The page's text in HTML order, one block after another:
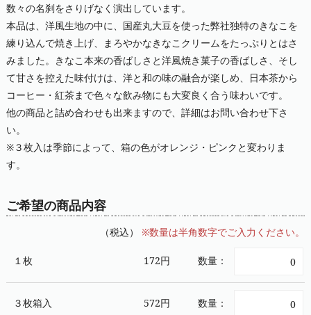
数々の名刹をさりげなく演出しています。
本品は、洋風生地の中に、国産丸大豆を使った弊社独特のきなこを
練り込んで焼き上げ、まろやかなきなこクリームをたっぷりとはさ
みました。きなこ本来の香ばしさと洋風焼き菓子の香ばしさ、そし
て甘さを控えた味付けは、洋と和の味の融合が楽しめ、日本茶から
コーヒー・紅茶まで色々な飲み物にも大変良く合う味わいです。
他の商品と詰め合わせも出来ますので、詳細はお問い合わせ下さ
い。
※３枚入は季節によって、箱の色がオレンジ・ピンクと変わりま
す。
ご希望の商品内容
（税込） ※数量は半角数字でご入力ください。
１枚 172円 数量：
３枚箱入 572円 数量：